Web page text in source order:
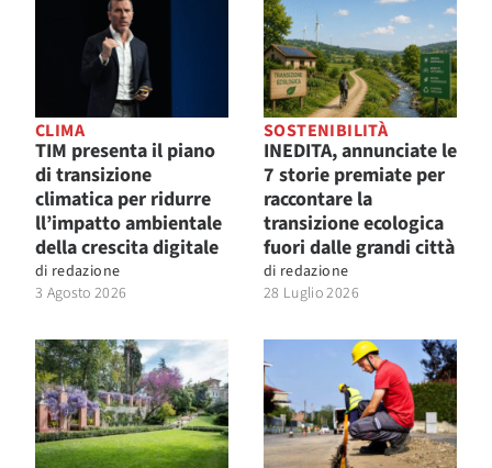
CLIMA
TIM presenta il piano
di transizione
climatica per ridurre
ll’impatto ambientale
della crescita digitale
di redazione
3 Agosto 2026
SOSTENIBILITÀ
INEDITA, annunciate le
7 storie premiate per
raccontare la
transizione ecologica
fuori dalle grandi città
di redazione
28 Luglio 2026